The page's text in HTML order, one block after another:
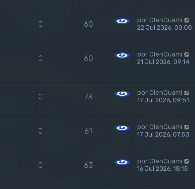
0 60 por OlenQuami
22 Jul 2026, 00:08
0 60 por OlenQuami
21 Jul 2026, 09:14
0 73 por OlenQuami
17 Jul 2026, 09:51
0 61 por OlenQuami
17 Jul 2026, 07:53
0 63 por OlenQuami
16 Jul 2026, 18:15